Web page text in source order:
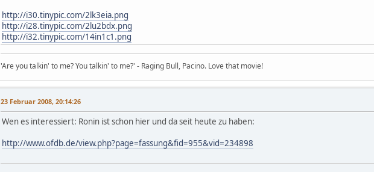
http://i30.tinypic.com/2lk3eia.png
http://i28.tinypic.com/2lu2bdx.png
http://i32.tinypic.com/14in1c1.png
'Are you talkin' to me? You talkin' to me?' - Raging Bull, Pacino. Love that movie!
23 Februar 2008, 20:14:26
Wen es interessiert: Ronin ist schon hier und da seit heute zu haben:
http://www.ofdb.de/view.php?page=fassung&fid=955&vid=234898